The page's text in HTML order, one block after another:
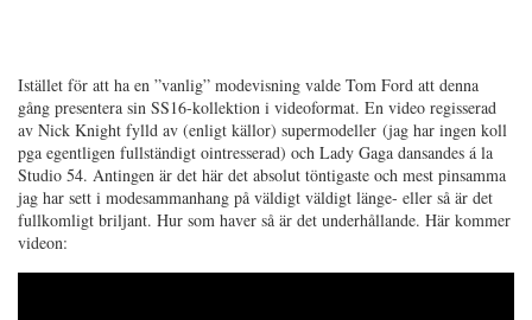
Istället för att ha en ”vanlig” modevisning valde Tom Ford att denna
gång presentera sin SS16-kollektion i videoformat. En video regisserad
av Nick Knight fylld av (enligt källor) supermodeller (jag har ingen koll
pga egentligen fullständigt ointresserad) och Lady Gaga dansandes á la
Studio 54. Antingen är det här det absolut töntigaste och mest pinsamma
jag har sett i modesammanhang på väldigt väldigt länge- eller så är det
fullkomligt briljant. Hur som haver så är det underhållande. Här kommer
videon: